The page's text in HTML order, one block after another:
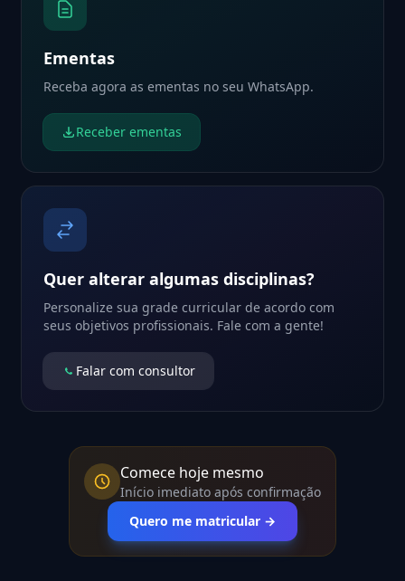
Ementas
Receba agora as ementas no seu WhatsApp.
Receber ementas
Quer alterar algumas disciplinas?
Personalize sua grade curricular de acordo com
seus objetivos profissionais. Fale com a gente!
Falar com consultor
Comece hoje mesmo
Início imediato após confirmação
Quero me matricular →